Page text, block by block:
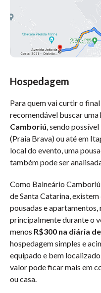
Hospedagem
Para quem vai curtir o
recomendável buscar uma
Camboriú, sendo
(Praia Brava) ou até em
local do evento, uma
também pode ser
Como Balneário
de Santa Catarina,
pousadas e apartamentos,
principalmente durante o
menos R$300 na diária
hospedagem simples e
equipado e bem
valor pode ficar mais em
ou casa.